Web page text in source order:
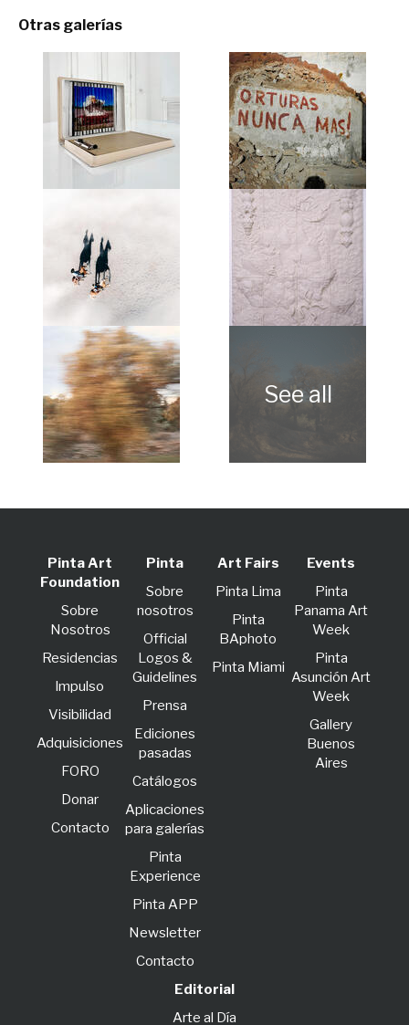
Otras galerías
Pinta Art
Foundation
Sobre
Nosotros
Residencias
lmpulso
Visibilidad
Adquisiciones
FORO
Donar
Contacto
Pinta
Sobre
nosotros
Official
Logos &
Guidelines
Prensa
Ediciones
pasadas
Catálogos
Aplicaciones
para galerías
Pinta
Experience
Pinta APP
Newsletter
Contacto
Art Fairs
Pinta Lima
Pinta
BAphoto
Pinta Miami
Events
Pinta
Panama Art
Week
Pinta
Asunción Art
Week
Gallery
Buenos
Aires
Editorial
Arte al Día